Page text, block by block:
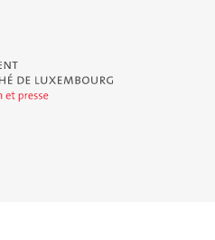
de Luxembourg - Service